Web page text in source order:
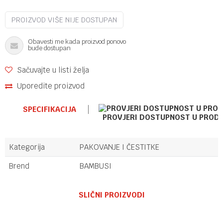
PROIZVOD VIŠE NIJE DOSTUPAN
Obavesti me kada proizvod ponovo
bude dostupan
Sačuvajte u listi želja
Uporedite proizvod
SPECIFIKACIJA
PROVJERI DOSTUPNOST U
Kategorija
PAKOVANJE I ČESTITKE
Brend
BAMBUSI
SLIČNI PROIZVODI